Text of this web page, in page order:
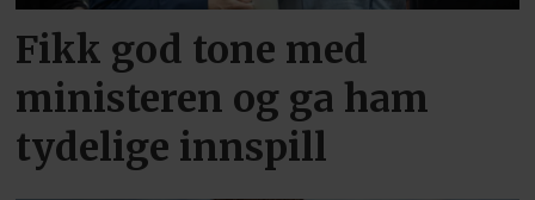
Fikk god tone med
ministeren og ga ham
tydelige innspill